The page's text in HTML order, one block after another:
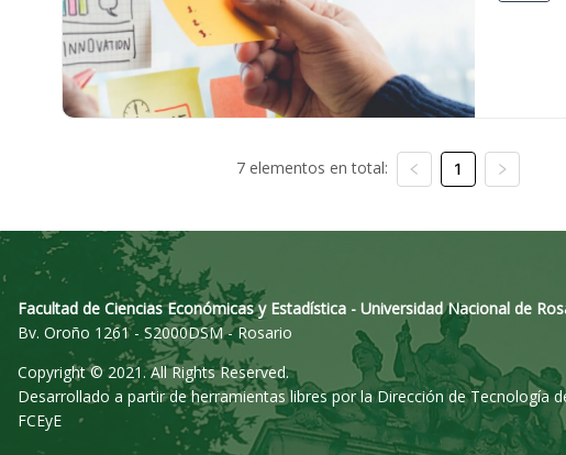
7 elementos en total: 1
Facultad de Ciencias Económicas y Estadística - Universidad Nacional de
Bv. Oroño 1261 - S2000DSM - Rosario
Copyright © 2021. All Rights Reserved.
Desarrollado a partir de herramientas libres por la Dirección de Tecnología
FCEyE